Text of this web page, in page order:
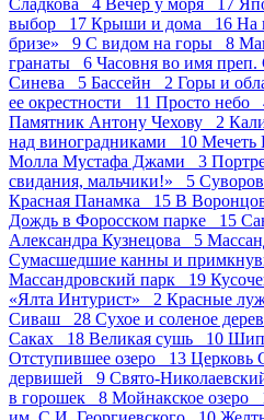
выбор 17 Крыши и дома 16 На
бризе» 9 С видом на горы 8
гранаты 6 Часовня во имя
Синева 5 Бассейн 2 Горы и
ее окрестности 11 Просто небо
Памятник Антону Чехову 2
над виноградниками 10
Молла Мустафа Джами 3
свидания, мальчики!» 5
Красная Панамка 15 В
Дождь в Форосском парке 15
Александра Кузнецова 5
Сумасшедшие канны и
Массандровский парк 19
«Ялта Интурист» 2 Красные
Сиваш 28 Сухое и соленое
Саках 18 Великая сушь 10
Отступившее озеро 13 Церковь
дервишей 9 Свято-
в горошек 8 Мойнакское озеро